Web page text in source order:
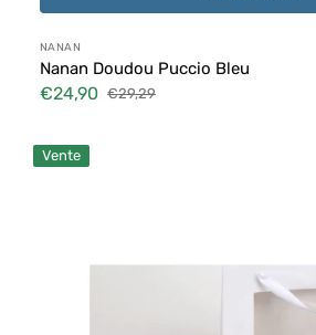
Distributeur :
NANAN
Nanan Doudou Puccio Bleu
Prix
€24,90
Prix
€29,29
Nanan
Doudou
Vente